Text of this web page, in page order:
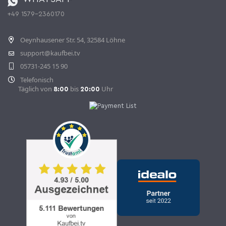
+49 1579-2360170
Oeynhausener Str. 54, 32584 Löhne
support@kaufbei.tv
05731-245 15 90
Telefonisch
Täglich von 8:00 bis 20:00 Uhr